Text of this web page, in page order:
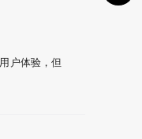
户体验，但